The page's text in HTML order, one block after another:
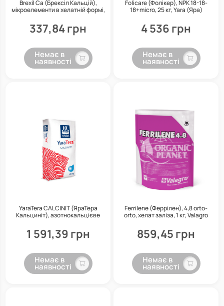
Brexil Ca (Брексіл Кальцій),
мікроелементи в хелатній формі,
337,84 грн
Немає в
наявності
Folicare (Фолікер), NPK 18-18-
18+micro, 25 кг, Yara (Яра)
4 536 грн
Немає в
наявності
YaraTera CALCINIT (ЯраТера
Кальциніт), азотнокальцієве
1 591,39 грн
Немає в
наявності
Ferrilene (Феррілен), 4,8 orto-
orto, хелат заліза, 1 кг, Valagro
859,45 грн
Немає в
наявності